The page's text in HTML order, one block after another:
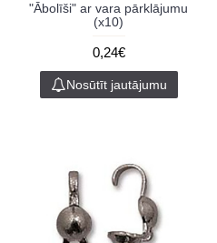
"Ābolīši" ar vara pārklājumu
(x10)
0,24€
Nosūtīt jautājumu